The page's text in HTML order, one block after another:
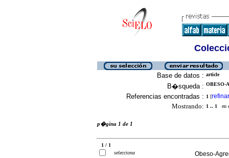
Base de datos : article
B�squeda : OBESO-
Referencias encontradas : 1 [refinar
Mostrando: 1 .. 1 en
p�gina 1 de 1
1 / 1
selecciona
Obeso-